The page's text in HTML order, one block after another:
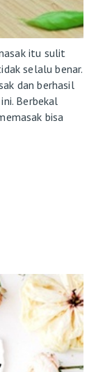
itu sulit
selalu benar.
dan berhasil
Berbekal
bisa